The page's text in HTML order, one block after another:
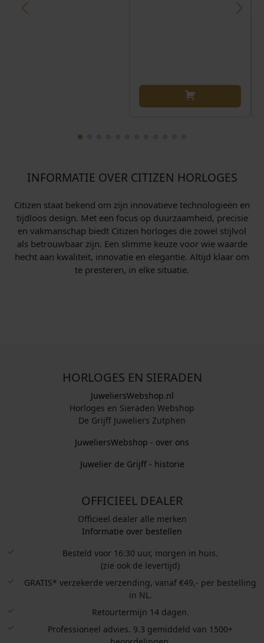
INFORMATIE OVER CITIZEN HORLOGES
Citizen staat bekend om zijn innovatieve technologieën en
tijdloos design. Met een focus op duurzaamheid, precisie
en vakmanschap biedt Citizen horloges die zowel stijlvol
als betrouwbaar zijn. Een slimme keuze voor wie waarde
hecht aan kwaliteit, innovatie en elegantie. Altijd klaar om
te presteren, in elke situatie.
HORLOGES EN SIERADEN
JuweliersWebshop.nl
Horloges en Sieraden Webshop
De Grijff Juweliers Zutphen
JuweliersWebshop - over ons
Juwelier de Grijff - historie
OFFICIEEL DEALER
Officieel dealer alle merken
Informatie over bestellen
Besteld voor 16:30 uur, morgen in huis.
(zie ook de levertijd)
GRATIS* verzekerde verzending, vanaf €49,- per bestelling
in NL.
Retourtermijn 14 dagen.
Professioneel advies. 9.3 gemiddeld van 1500+